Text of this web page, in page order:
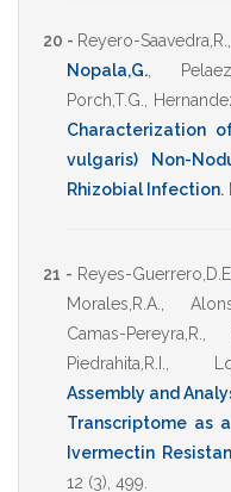
20 - Reyero-Saavedra,R.
Nopala,G.
Porch,T.G.
Characterization
vulgaris) Non-
Rhizobial Infection.
21 - Reyes-Guerrero,D.E.
Morales,R.A.
Camas-Pereyra,R.
Piedrahita,R.I.
Assembly and
Transcriptome as
Ivermectin
12 (3), 499